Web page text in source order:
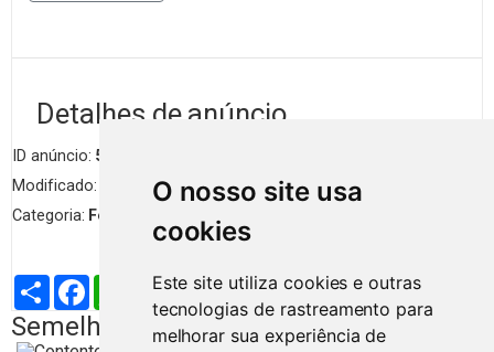
O nosso site usa
cookies
Este site utiliza cookies e outras
tecnologias de rastreamento para
melhorar sua experiência de
Detalhes de anúncio
ID anúncio: 5982
Modificado:
4 meses
Categoria: Ferramentas e Equipamentos
PartilharFacebookWhatsApp
X LinkedInTelegramPinterest
Email
Semelhantes na mesma região